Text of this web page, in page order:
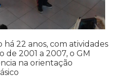
22 anos, com atividades
de 2001 a 2007, o GM
na orientação